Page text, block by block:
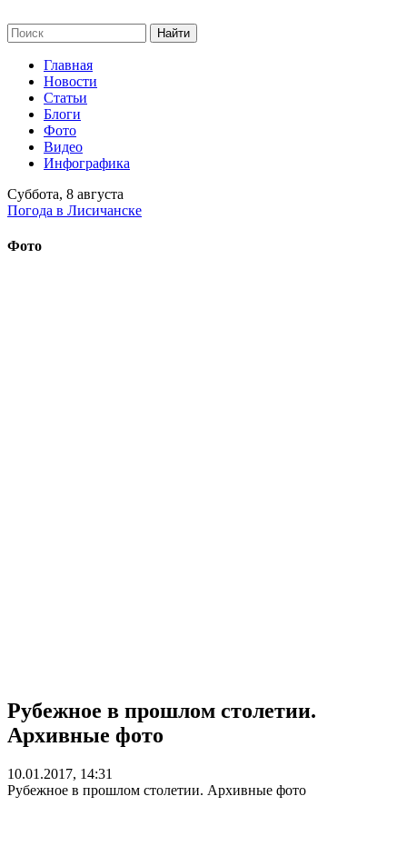
Главная
Новости
Статьи
Блоги
Фото
Видео
Инфографика
Суббота, 8 августа
Погода в Лисичанске
Фото
Рубежное в прошлом столетии.
Архивные фото
10.01.2017, 14:31
Рубежное в прошлом столетии. Архивные фото